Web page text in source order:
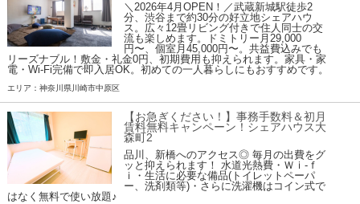
＼2026年4月OPEN！／武蔵新城駅徒歩2
分、渋谷まで約30分の好立地シェアハウ
ス。広々12畳リビング付きで住人同士の交
流も楽しめます。ドミトリー月29,000
円〜、個室月45,000円〜。共益費込みでも
リーズナブル！敷金・礼金0円、初期費用も抑えられます。家具・家
電・Wi-Fi完備で即入居OK。初めての一人暮らしにもおすすめです。
エリア：神奈川県川崎市中原区
【お急ぎください！】事務手数料＆初月
賃料無料キャンペーン！シェアハウス大
森町2
品川、新橋へのアクセス◎ 毎月の出費をグ
ッと抑えられます！ 水道光熱費・Ｗｉ-ｆ
ｉ・生活に必要な備品(トイレットペーパ
ー、洗剤類等)・さらに洗濯機はコイン式で
はなく無料で使い放題♪